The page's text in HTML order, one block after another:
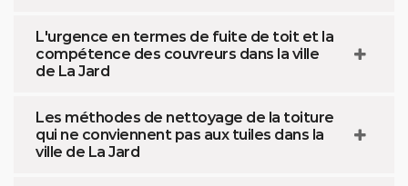
L'urgence en termes de fuite de toit et la
compétence des couvreurs dans la ville
de La Jard
Les méthodes de nettoyage de la toiture
qui ne conviennent pas aux tuiles dans la
ville de La Jard